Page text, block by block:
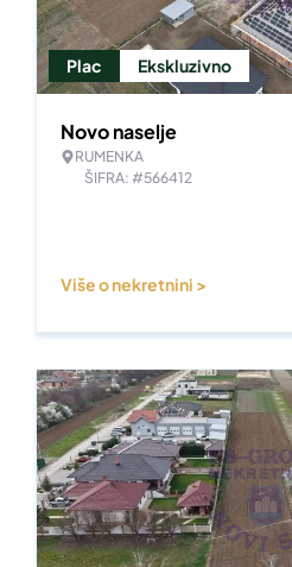
Plac Ekskluzivno
Novo naselje
RUMENKA
ŠIFRA: #566412
Više o nekretnini >